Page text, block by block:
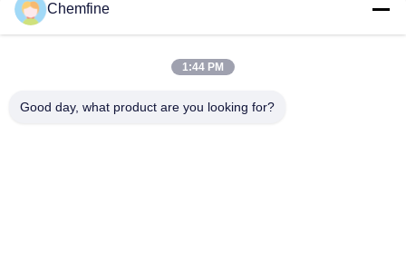
Chemfine
1:44 PM
Good day, what product are you looking for?